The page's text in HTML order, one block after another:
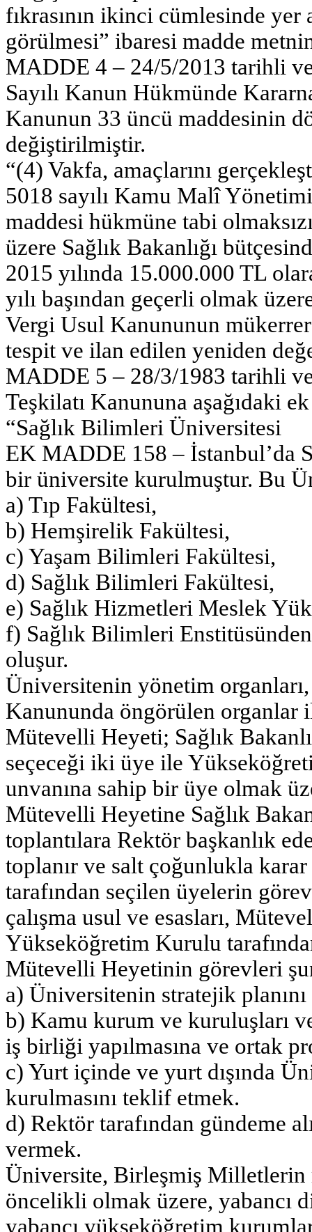
fıkrasının ikinci cümlesinde yer
görülmesi” ibaresi madde
MADDE 4 – 24/5/2013 tarihli
Sayılı Kanun Hükmünde
Kanunun 33 üncü maddesinin
değiştirilmiştir.
“(4) Vakfa, amaçlarını
5018 sayılı Kamu Malî
maddesi hükmüne tabi
üzere Sağlık Bakanlığı
2015 yılında 15.000.000 TL
yılı başından geçerli olmak
Vergi Usul Kanununun
tespit ve ilan edilen yeniden
MADDE 5 – 28/3/1983 tarihli
Teşkilatı Kanununa aşağıdaki
“Sağlık Bilimleri Üniversitesi
EK MADDE 158 – İstanbul’da
bir üniversite kurulmuştur. Bu
a) Tıp Fakültesi,
b) Hemşirelik Fakültesi,
c) Yaşam Bilimleri Fakültesi,
d) Sağlık Bilimleri Fakültesi,
e) Sağlık Hizmetleri Meslek
f) Sağlık Bilimleri
oluşur.
Üniversitenin yönetim
Kanununda öngörülen
Mütevelli Heyeti; Sağlık
seçeceği iki üye ile
unvanına sahip bir üye olmak
Mütevelli Heyetine Sağlık
toplantılara Rektör başkanlık
toplanır ve salt çoğunlukla
tarafından seçilen üyelerin
çalışma usul ve esasları,
Yükseköğretim Kurulu
Mütevelli Heyetinin görevleri
a) Üniversitenin stratejik
b) Kamu kurum ve kuruluşları
iş birliği yapılmasına ve ortak
c) Yurt içinde ve yurt dışında
kurulmasını teklif etmek.
d) Rektör tarafından gündeme
vermek.
Üniversite, Birleşmiş
öncelikli olmak üzere, yabancı
yabancı yükseköğretim